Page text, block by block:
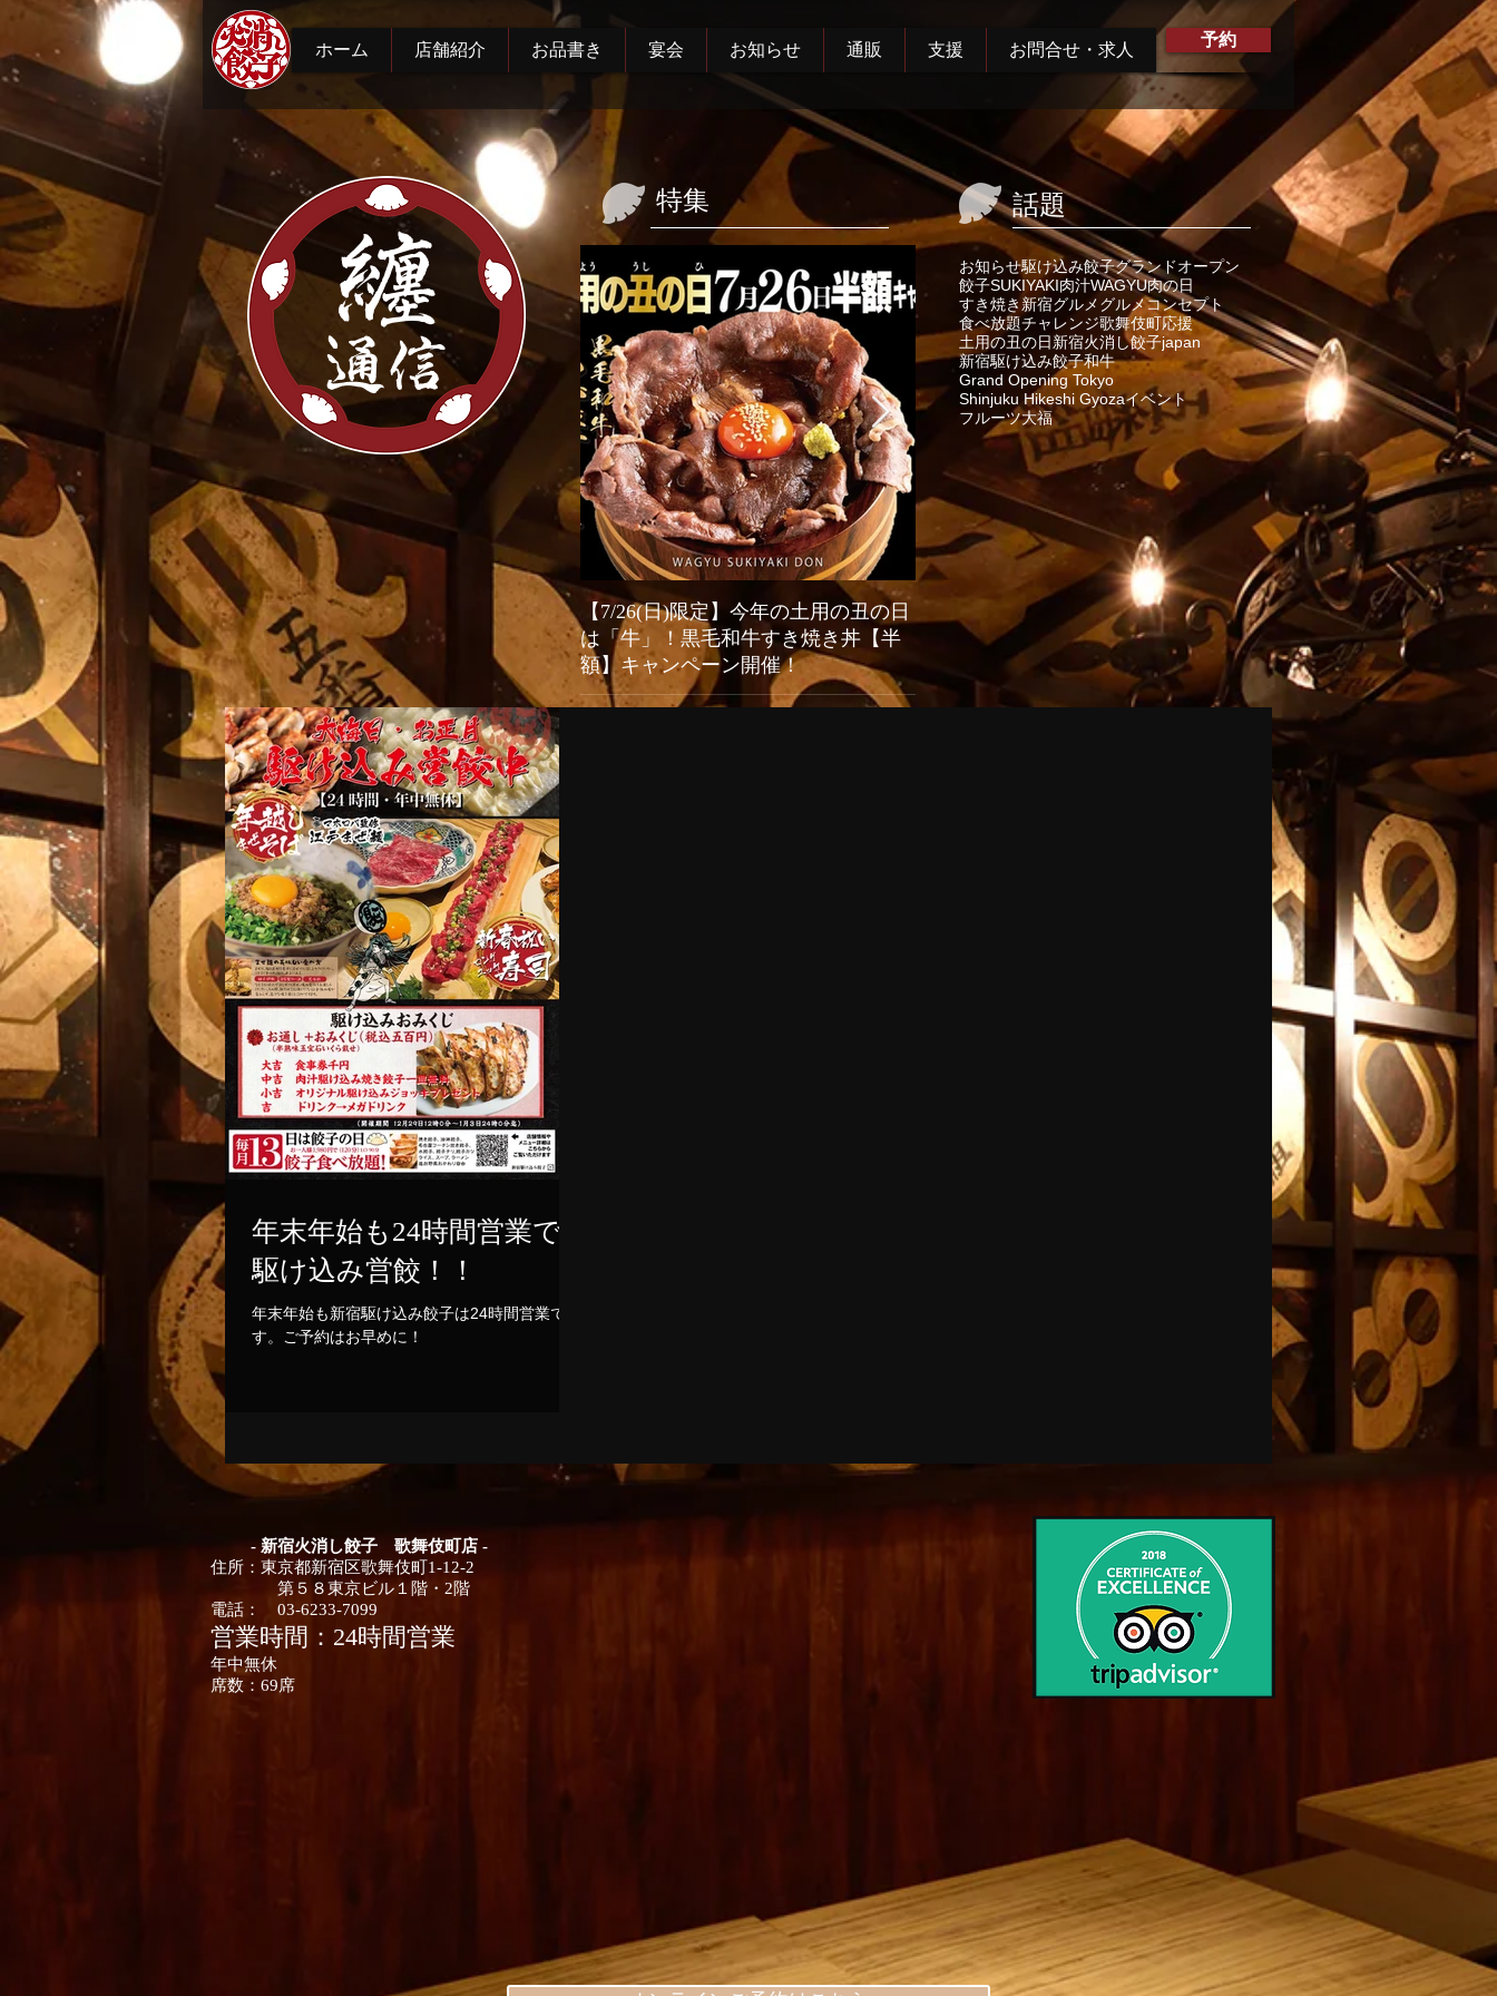
ホーム 店舗紹介 お品書き 宴会 お知らせ 通販 支援 お問合せ・求人
予約
纏
通信
特集
【7/26(日)限定】今年の土用の丑の日
は「牛」！黒毛和牛すき焼き丼【半
額】キャンペーン開催！
今年の「土用の丑の日」はうなぎではなく「牛」でスタ
2026年6月1日グランドリニューアル
オープン！
新宿駆け込み餃子は、2026年6月1日より『新宿火消し
餃子（Shinjuku Hikeshi Gyoza）』へと屋号を一新し、
11周年の感謝を込めて駆
ります❗️
おかげさまで11周年。歌舞伎町の夜を
灯火」として、私たちが信じる世界一の
けてまいります。これまでの歩みと、
込めた大切なお知らせです。
話題
お知らせ駆け込み餃子グランドオープン
餃子SUKIYAKI肉汁WAGYU肉の日
すき焼き新宿グルメグルメコンセプト
食べ放題チャレンジ歌舞伎町応援
土用の丑の日新宿火消し餃子japan
新宿駆け込み餃子和牛
Grand Opening Tokyo
Shinjuku Hikeshi Gyozaイベント
フルーツ大福
年末年始も24時間営業で
駆け込み営餃！！
年末年始も新宿駆け込み餃子は24時間営業で
す。ご予約はお早めに！
- 新宿火消し餃子 歌舞伎町店 -
住所： 東京都新宿区歌舞伎町1-12-2
第５８東京ビル１階・2階
電話： 03-6233-7099
営業時間：24時間営業
年中無休
席数： ​69席